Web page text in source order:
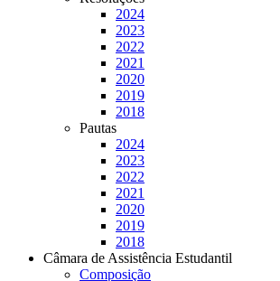
2024
2023
2022
2021
2020
2019
2018
Pautas
2024
2023
2022
2021
2020
2019
2018
Câmara de Assistência Estudantil
Composição